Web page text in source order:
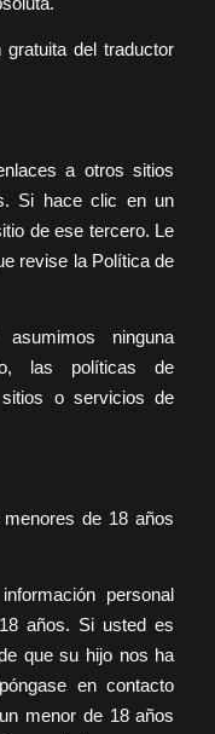
del traductor
a otros sitios
Si hace clic en un
de ese tercero. Le
revise la Política de
ninguna
las políticas de
o servicios de
de 18 años
personal
años. Si usted es
que su hijo nos ha
en contacto
menor de 18 años